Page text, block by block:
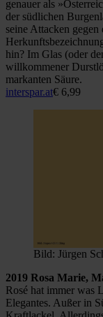
genauer als
der südlichen
seine Attacken
hin? Im Glas (oder
willkommener
markanten Säure.
interspar.at€ 6,99
Bild: Jürgen
2019 Rosa Marie,
Rosé hat immer was
Elegantes. Außer in